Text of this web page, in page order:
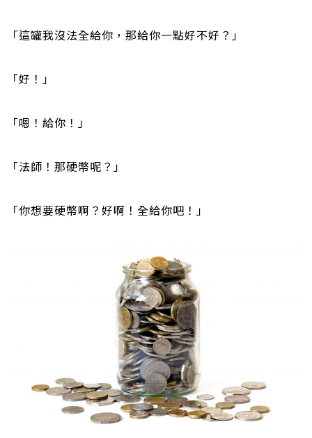
「這罐我沒法全給你，那給你一點好不好？」
「好！」
「嗯！給你！」
「法師！那硬幣呢？」
「你想要硬幣啊？好啊！全給你吧！」